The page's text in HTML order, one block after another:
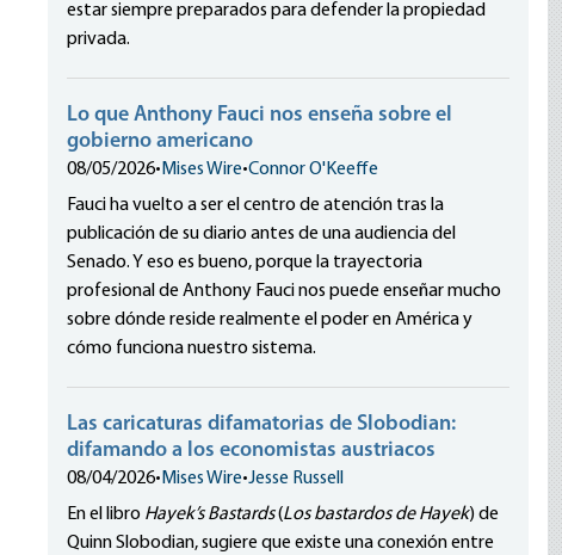
estar siempre preparados para defender la propiedad
privada.
Lo que Anthony Fauci nos enseña sobre el
gobierno americano
08/05/2026• Mises Wire•Connor O'Keeffe
Fauci ha vuelto a ser el centro de atención tras la
publicación de su diario antes de una audiencia del
Senado. Y eso es bueno, porque la trayectoria
profesional de Anthony Fauci nos puede enseñar mucho
sobre dónde reside realmente el poder en América y
cómo funciona nuestro sistema.
Las caricaturas difamatorias de Slobodian:
difamando a los economistas austriacos
08/04/2026• Mises Wire•Jesse Russell
En el libro Hayek’s Bastards(Los bastardos de Hayek) de
Quinn Slobodian, sugiere que existe una conexión entre